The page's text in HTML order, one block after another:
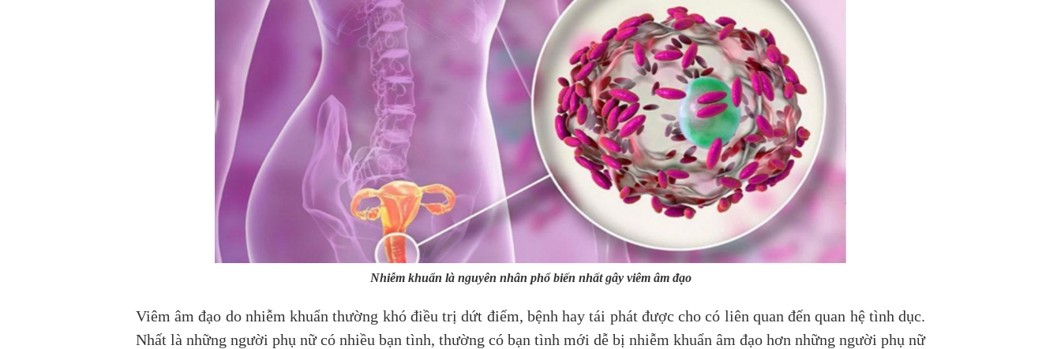
Nhiễm khuẩn là nguyên nhân phổ biến nhất gây viêm âm đạo
Viêm âm đạo do nhiễm khuẩn thường khó điều trị dứt điểm, bệnh hay tái phát được cho có liên quan đến quan hệ tình dục.
Nhất là những người phụ nữ có nhiều bạn tình, thường có bạn tình mới dễ bị nhiễm khuẩn âm đạo hơn những người phụ nữ